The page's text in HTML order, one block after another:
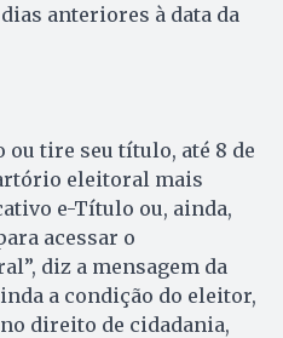
anteriores à data da
ou tire seu título, até 8 de
eleitoral mais
e-Título ou, ainda,
acessar o
diz a mensagem da
a condição do eleitor,
direito de cidadania,